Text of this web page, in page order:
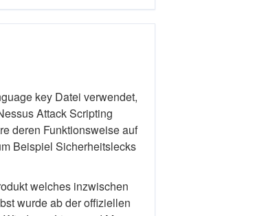
key Datei verwendet,
Attack Scripting
deren Funktionsweise auf
Beispiel Sicherheitslecks
welches inzwischen
wurde ab der offiziellen